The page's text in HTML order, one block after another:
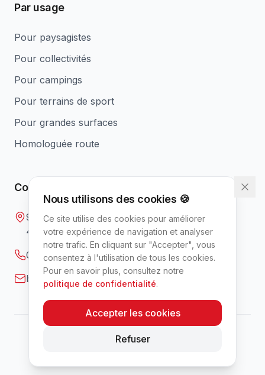
Par usage
Pour paysagistes
Pour collectivités
Pour campings
Pour terrains de sport
Pour grandes surfaces
Homologuée route
Contact
9 rue Gutenberg
49700 Tuffalun, France
02 41 52 50 10
benoit.d@grasshopper.fr
© 2026 Grasshopper France. Tous droits réservés.
Nous utilisons des cookies 🍪
Ce site utilise des cookies pour améliorer
votre expérience de navigation et analyser
notre trafic. En cliquant sur "Accepter", vous
consentez à l'utilisation de tous les cookies.
Pour en savoir plus, consultez notre
politique de confidentialité.
Accepter les cookies
Refuser